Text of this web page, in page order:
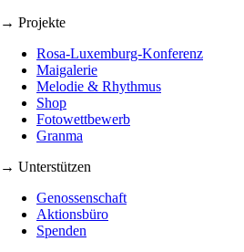
→ Projekte
Rosa-Luxemburg-Konferenz
Maigalerie
Melodie & Rhythmus
Shop
Fotowettbewerb
Granma
→ Unterstützen
Genossenschaft
Aktionsbüro
Spenden